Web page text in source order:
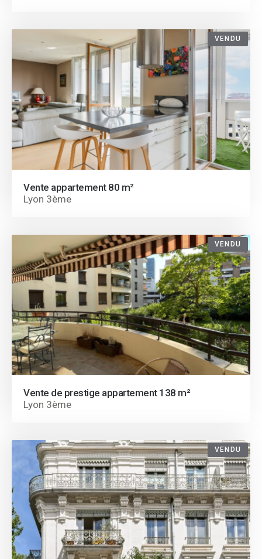
VENDU
Vente appartement 80 m²
Lyon 3ème
VENDU
Vente de prestige appartement 138 m²
Lyon 3ème
VENDU